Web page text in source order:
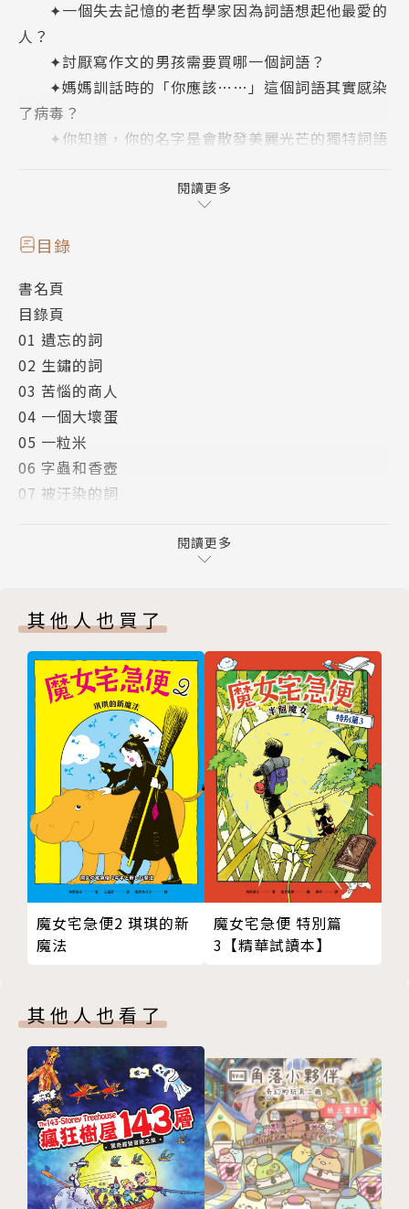
✦一個失去記憶的老哲學家因為詞語想起他最愛的
人？
✦討厭寫作文的男孩需要買哪一個詞語？
✦媽媽訓話時的「你應該……」這個詞語其實感染
了病毒？
✦你知道，你的名字是會散發美麗光芒的獨特詞語
這裡有一家白狐店長和黑貓店員開的小小店鋪，
店內書架上擺的不是書，而是琳琅滿目的神奇瓶
瓶子裡裝著人們在日常生活中遺忘的各種詞語，
這些詞語當中，有的長得像一頭大象，有的像隻小
白兔，
有的會散發出漿果的香氣，有些聞起來卻像冰淇
淋。
當人們心情低落或遇到疑難雜症時，
他們會走進來，向白狐購買那些神奇瓶子。
只要依照瓶子上的使用說明，就能重新想起那些曾
經讓自己感到快樂的事。
可是白狐店長畢竟活了上千年，見過的客人可多
場詞語的惡作劇。
只有在看見詞語受了傷或生鏽、變得瘦小虛弱時，
這隻老狐狸才會心軟，幫這些詞語進行「維修」，
讓它們重拾活力。
但一個接一個等待幫助的客人走進店裡，
白狐和黑貓這對搭檔該怎麼運用手中美麗的詞語
瓶，
幫助人們找回勇氣，獲得幸福呢？
♪ 當你想起了那些你曾經遺忘的詞語，
你就能夠成為更美好的自己 ♪
這部簡單可愛的童話，充滿極富童趣的奇思妙想，
同時展現出詞語的獨特魅力。作者不僅曾榮獲多項童書
大獎，作品也備受國際讀者肯定，透過書中溫暖的文
真實的自己。
本書特色
★大字注音，輔助閱讀，培養孩子自主閱讀能力
★從故事情節中同理人物角色的遭遇與感受，提升
情緒處理能力
★透過精美的插畫與附贈明信片，強化學習指標的
閱讀更多
目錄
書名頁
目錄頁
01 遺忘的詞
02 生鏽的詞
03 苦惱的商人
04 一個大壞蛋
05 一粒米
06 字蟲和香壺
07 被汙染的詞
12 新名字
13 撿詞語
14 胖蟲子
版權頁
閱讀更多
其他人也買了
魔女宅急便2 琪琪的新
魔法
魔女宅急便 特別篇
3【精華試讀本】
其他人也看了